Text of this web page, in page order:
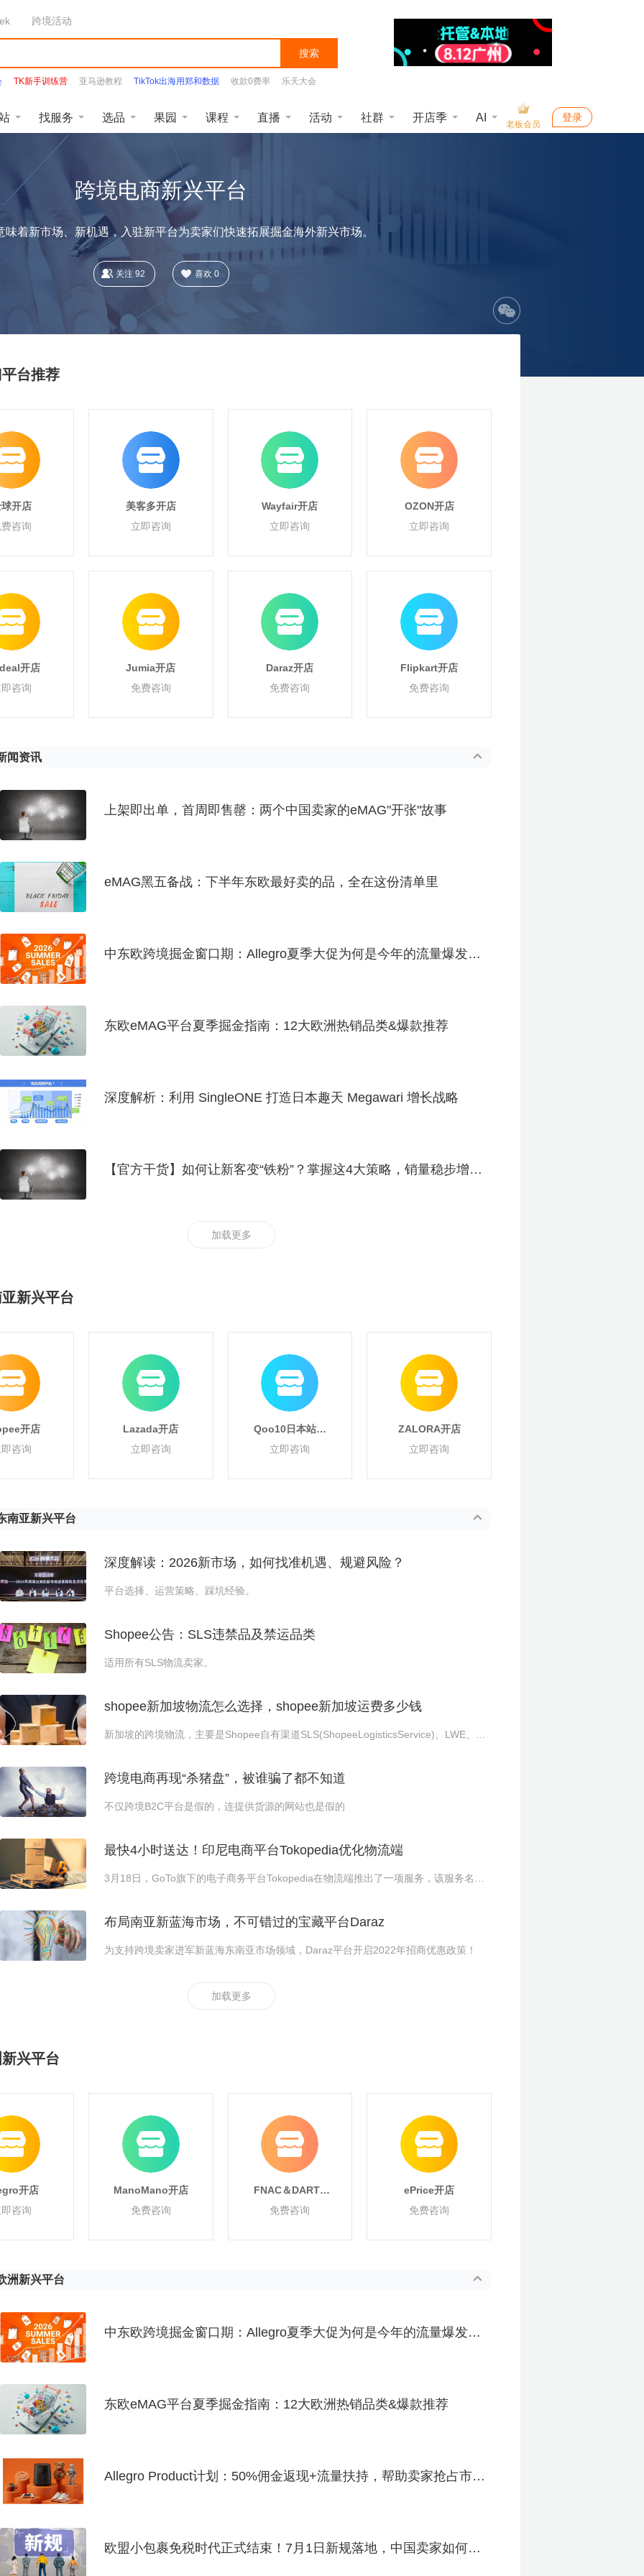
跨境活动
搜索
TK新手训练营 亚马逊教程 TikTok出海用郑和数据 收款0费率 乐天大会
找服务 选品 果园 课程 直播 活动 社群 开店季 AI
老板会员
登录
跨境电商新兴平台
味着新市场、新机遇，入驻新平台为卖家们快速拓展掘金海外新兴市场。
关注 92 喜欢 0
台推荐
开店
咨询
美客多开店
立即咨询
Wayfair开店
立即咨询
OZON开店
立即咨询
开店
咨询
Jumia开店
免费咨询
Daraz开店
免费咨询
Flipkart开店
免费咨询
闻资讯
上架即出单，首周即售罄：两个中国卖家的eMAG"开张"故事
eMAG黑五备战：下半年东欧最好卖的品，全在这份清单里
中东欧跨境掘金窗口期：Allegro夏季大促为何是今年的流量爆发
东欧eMAG平台夏季掘金指南：12大欧洲热销品类&爆款推荐
深度解析：利用 SingleONE 打造日本趣天 Megawari 增长战略
【官方干货】如何让新客变“铁粉”？掌握这4大策略，销量稳步增
加载更多
新兴平台
开店
咨询
Lazada开店
立即咨询
Qoo10日本站开
立即咨询
ZALORA开店
立即咨询
南亚新兴平台
深度解读：2026新市场，如何找准机遇、规避风险？
平台选择、运营策略、踩坑经验。
Shopee公告：SLS违禁品及禁运品类
适用所有SLS物流卖家。
shopee新加坡物流怎么选择，shopee新加坡运费多少钱
新加坡的跨境物流，主要是Shopee自有渠道SLS(ShopeeLogisticsService)、LWE、以
跨境电商再现“杀猪盘”，被谁骗了都不知道
不仅跨境B2C平台是假的，连提供货源的网站也是假的
最快4小时送达！印尼电商平台Tokopedia优化物流端
3月18日，GoTo旗下的电子商务平台Tokopedia在物流端推出了一项服务，该服务名
布局南亚新蓝海市场，不可错过的宝藏平台Daraz
为支持跨境卖家进军新蓝海东南亚市场领域，Daraz平台开启2022年招商优惠政策！
加载更多
兴平台
开店
咨询
ManoMano开店
免费咨询
FNAC＆DARTY
开店
免费咨询
ePrice开店
免费咨询
洲新兴平台
中东欧跨境掘金窗口期：Allegro夏季大促为何是今年的流量爆发
东欧eMAG平台夏季掘金指南：12大欧洲热销品类&爆款推荐
Allegro Product计划：50%佣金返现+流量扶持，帮助卖家抢占市场
欧盟小包裹免税时代正式结束！7月1日新规落地，中国卖家如何应